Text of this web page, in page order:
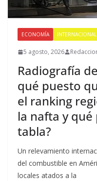
ECONOMÍA
5 agosto, 2026
Radiografía
qué puesto
el ranking
la nafta y qué
tabla?
Un relevamiento
del combustible en
locales atados a la